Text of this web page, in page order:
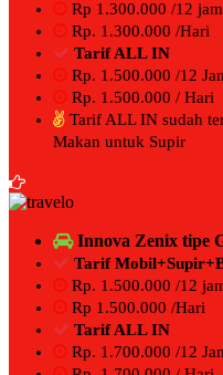
Rp 1.300.000 /12 jam
Rp. 1.300.000 /Hari
Tarif ALL IN
Rp. 1.500.000 /12
Rp. 1.500.000 / Hari
Tarif ALL IN sudah
Makan untuk Supir
Innova Zenix tipe
Tarif
Rp. 1.500.000 /12
Rp 1.500.000 /Hari
Tarif ALL IN
Rp. 1.700.000 /12